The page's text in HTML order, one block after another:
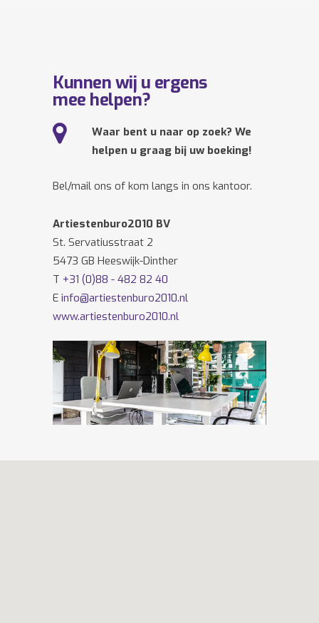
Kunnen wij u ergens
mee helpen?
Waar bent u naar op zoek? We
helpen u graag bij uw boeking!
Bel/mail ons of kom langs in ons kantoor.
Artiestenburo2010 BV
St. Servatiusstraat 2
5473 GB Heeswijk-Dinther
T +31 (0)88 - 482 82 40
E info@artiestenburo2010.nl
www.artiestenburo2010.nl
Volg ons ook opFacebookenTwitter